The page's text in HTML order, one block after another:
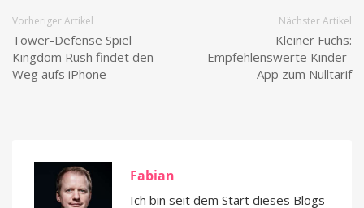
Vorheriger Artikel
Tower-Defense Spiel
Kingdom Rush findet den
Weg aufs iPhone
Nächster Artikel
Kleiner Fuchs:
Empfehlenswerte Kinder-
App zum Nulltarif
Fabian
Ich bin seit dem Start dieses Blogs